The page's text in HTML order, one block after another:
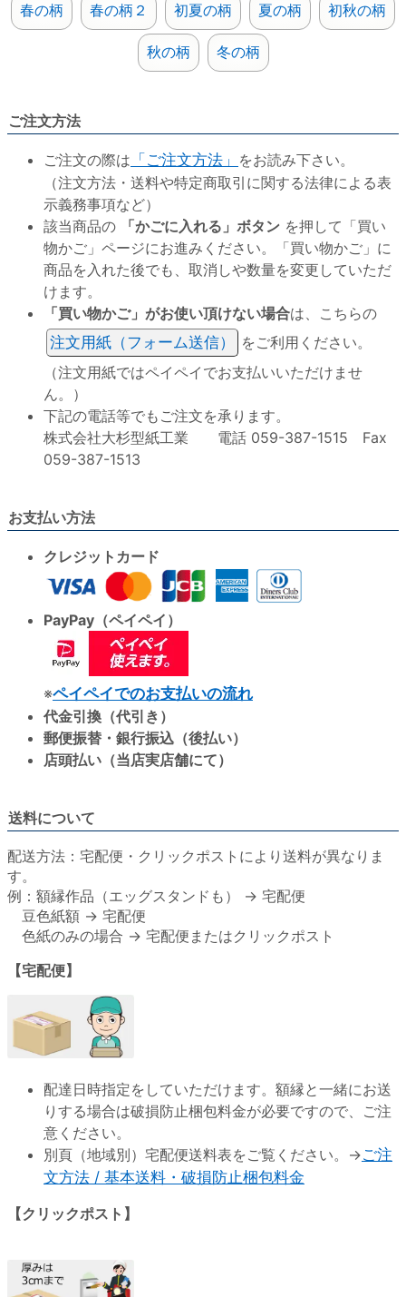
春の柄 春の柄２ 初夏の柄 夏の柄 初秋の柄
秋の柄 冬の柄
ご注文方法
ご注文の際は 「ご注文方法」 をお読み下さい。
（注文方法・送料や特定商取引に関する法律による表
示義務事項など）
該当商品の
「かごに入れる」ボタン を押して「買い
物かご」ページにお進みください。「買い物かご」に
商品を入れた後でも、取消しや数量を変更していただ
けます。
「買い物かご」がお使い頂けない場合は、こちらの
注文用紙（フォーム送信）
をご利用ください。
（注文用紙ではペイペイでお支払いいただけませ
ん。）
下記の電話等でもご注文を承ります。
株式会社大杉型紙工業 電話 059-387-1515 Fax
059-387-1513
お支払い方法
クレジットカード
PayPay（ペイペイ）
※ペイペイでのお支払いの流れ
代金引換（代引き）
郵便振替・銀行振込（後払い）
店頭払い（当店実店舗にて）
送料について
配送方法：宅配便・クリックポストにより送料が異なりま
す。
例：額縁作品（エッグスタンドも） → 宅配便
豆色紙額 → 宅配便
色紙のみの場合 → 宅配便またはクリックポスト
【宅配便】
配達日時指定をしていただけます。額縁と一緒にお送
りする場合は破損防止梱包料金が必要ですので、ご注
意ください。
別頁（地域別）宅配便送料表をご覧ください。→ご注
文方法 / 基本送料・破損防止梱包料金
【クリックポスト】